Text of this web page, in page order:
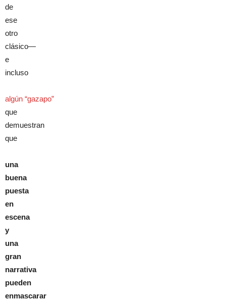
de
ese
otro
clásico—
e
incluso
algún “gazapo”
que
demuestran
que
una
buena
puesta
en
escena
y
una
gran
narrativa
pueden
enmascarar